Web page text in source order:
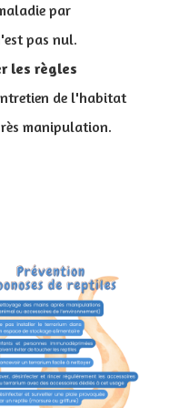
par
pas nul.
les règles
de l'habitat
manipulation.